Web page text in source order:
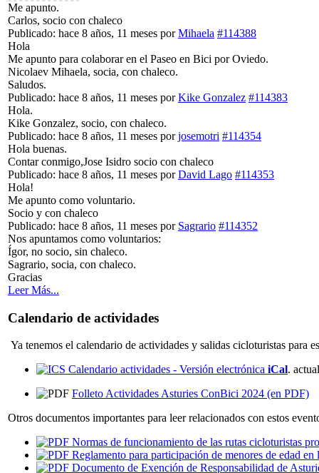
Me apunto.
Carlos, socio con chaleco
Publicado: hace 8 años, 11 meses porMihaela #114388
Hola
Me apunto para colaborar en el Paseo en Bici por Oviedo.
Nicolaev Mihaela, socia, con chaleco.
Saludos.
Publicado: hace 8 años, 11 meses porKike Gonzalez #114383
Hola.
Kike Gonzalez, socio, con chaleco.
Publicado: hace 8 años, 11 meses porjosemotri #114354
Hola buenas.
Contar conmigo,Jose Isidro socio con chaleco
Publicado: hace 8 años, 11 meses porDavid Lago #114353
Hola!
Me apunto como voluntario.
Socio y con chaleco
Publicado: hace 8 años, 11 meses por Sagrario #114352
Nos apuntamos como voluntarios:
Ígor, no socio, sin chaleco.
Sagrario, socia, con chaleco.
Gracias
Leer Más...
Calendario de actividades
Ya tenemos el calendario de actividades y salidas cicloturistas para
Calendario actividades - Versión electrónica iCal.
Folleto Actividades Asturies ConBici 2024 (en PDF)
Otros documentos importantes para leer relacionados con estos
Normas de funcionamiento de las rutas cicloturistas
Reglamento para participación de menores de edad
Documento de Exención de Responsabilidad de